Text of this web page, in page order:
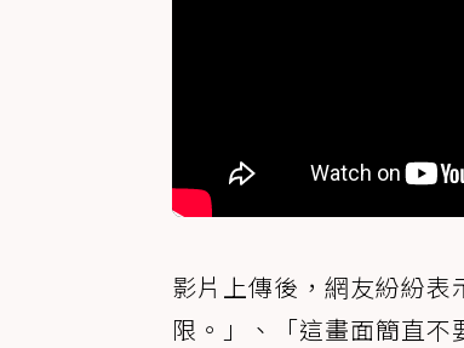
影片上傳後，網友紛紛
限。」、「這畫面簡直不